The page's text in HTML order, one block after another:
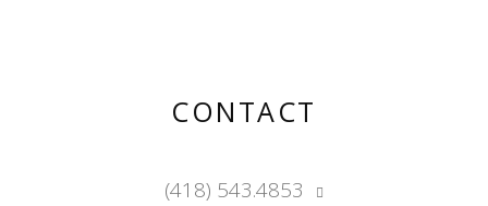
CONTACT
(418) 543.4853